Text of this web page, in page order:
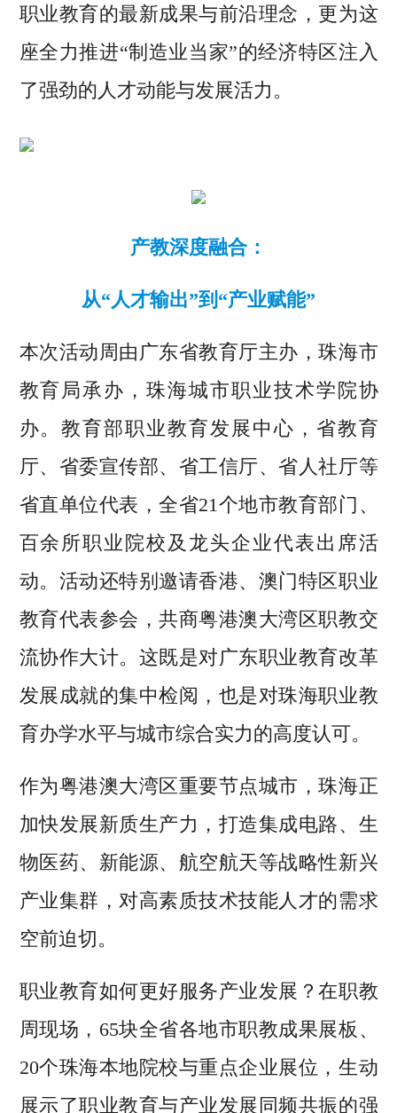
职业教育的最新成果与前沿理念，更为这
座全力推进“制造业当家”的经济特区注入
了强劲的人才动能与发展活力。
产教深度融合：
从“人才输出”到“产业赋能”
本次活动周由广东省教育厅主办，珠海市
教育局承办，珠海城市职业技术学院协
办。教育部职业教育发展中心，省教育
厅、省委宣传部、省工信厅、省人社厅等
省直单位代表，全省21个地市教育部门、
百余所职业院校及龙头企业代表出席活
动。活动还特别邀请香港、澳门特区职业
教育代表参会，共商粤港澳大湾区职教交
流协作大计。这既是对广东职业教育改革
发展成就的集中检阅，也是对珠海职业教
育办学水平与城市综合实力的高度认可。
作为粤港澳大湾区重要节点城市，珠海正
加快发展新质生产力，打造集成电路、生
物医药、新能源、航空航天等战略性新兴
产业集群，对高素质技术技能人才的需求
空前迫切。
职业教育如何更好服务产业发展？在职教
周现场，65块全省各地市职教成果展板、
20个珠海本地院校与重点企业展位，生动
展示了职业教育与产业发展同频共振的强